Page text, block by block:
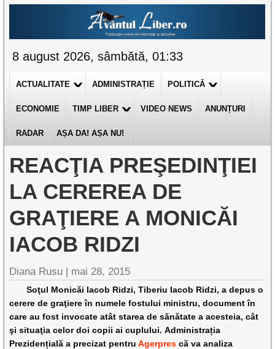
8 august 2026, sâmbătă, 01:33
ACTUALITATE ADMINISTRAȚIE POLITICĂ
ECONOMIE TIMP LIBER VIDEO NEWS ANUNȚURI
RADAR AȘA DA! AȘA NU!
REACŢIA PREŞEDINŢIEI
LA CEREREA DE
GRAŢIERE A MONICĂI
IACOB RIDZI
Diana Rusu | mai 28, 2015
Soţul Monicăi Iacob Ridzi, Tiberiu Iacob Ridzi, a depus o
cerere de graţiere în numele fostului ministru, document în
care au fost invocate atât starea de sănătate a acesteia, cât
şi situaţia celor doi copii ai cuplului. Administrația
Prezidențială a precizat pentruAgerpres că va analiza